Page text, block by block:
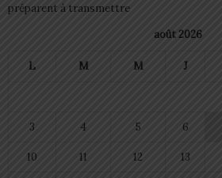
préparent à transmettre
août 2026
L M M J
3 4 5 6
10 11 12 13